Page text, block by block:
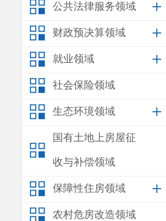
公共法律服务领域
财政预决算领域
就业领域
社会保险领域
生态环境领域
国有土地上房屋征
收与补偿领域
保障性住房领域
农村危房改造领域